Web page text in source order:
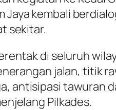
Jaya kembali
sekitar.
di seluruh
jalan, titik
antisipasi tawuran
Pilkades.